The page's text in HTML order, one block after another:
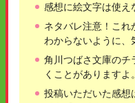
感想に絵文字は使え
ネタバレ注意！こ
わからないように、
角川つばさ文庫のチ
くことがありますよ。
投稿いただいた感想